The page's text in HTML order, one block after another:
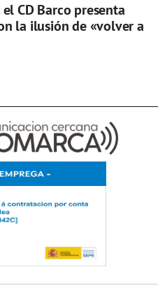
CD Barco presenta
la ilusión de «volver a